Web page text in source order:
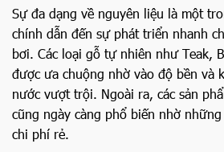
Sự đa dạng về nguyên liệu là một
chính dẫn đến sự phát triển nhanh
bơi. Các loại gỗ tự nhiên như Teak,
được ưa chuộng nhờ vào độ bền và
nước vượt trội. Ngoài ra, các sản
cũng ngày càng phổ biến nhờ
chi phí rẻ.